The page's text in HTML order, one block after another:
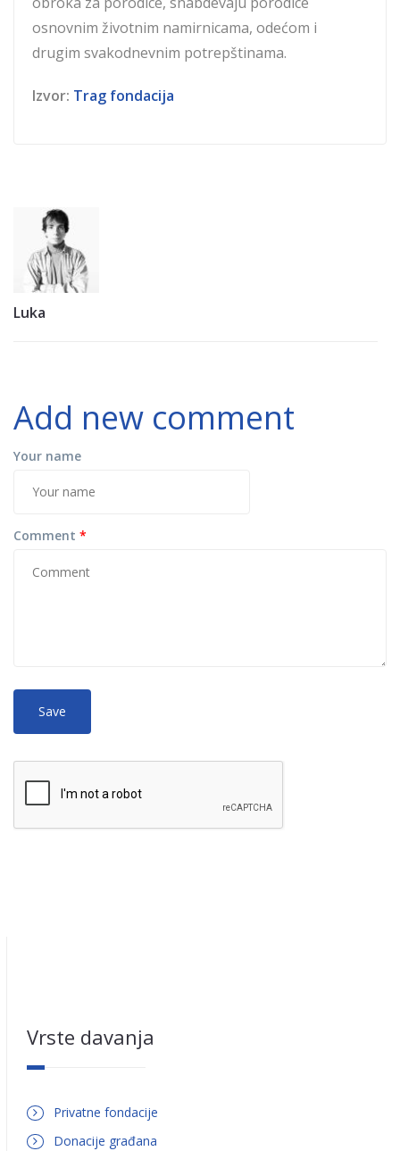
osnovnim životnim namirnicama, odećom i
drugim svakodnevnim potrepštinama.
Izvor: Trag fondacija
Luka
Add new comment
Your name
Comment *
HTML
Web page addresses and e-mail addresses turn into links
Lines and paragraphs break automatically.
Vrste davanja
Privatne fondacije
Donacije građana